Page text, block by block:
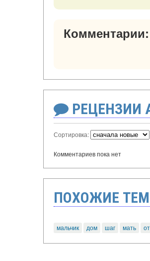
Комментарии:
РЕЦЕНЗИИ
Сортировка:
Комментариев пока нет
ПОХОЖИЕ
мальчик дом шаг мать